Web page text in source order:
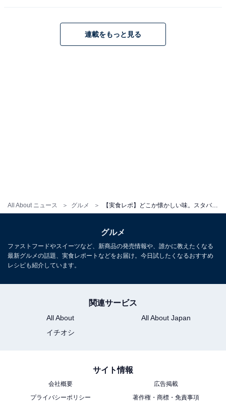
All About ニュース グルメ 【実食レポ】どこか懐かしい味。スタバの新作フラペチーノはまさかのコーラ！ 炭酸は入ってるの？
てみると……。コーラだけど普通のコーラじゃない!? ス
パイスの香りが鼻に抜けて、甘すぎない感じで爽快感が
あります。
とライム風味を組み合わせてあるとのことですが、クセ
が強いわけではないので飲みやすいです。
に口の中は炭酸を感じるのが不思議です。いつもよりも
大きめの氷が入っているので、まさに炭酸のコーラを飲
んでいる感覚になれるのかもしれません。
連載をもっと見る
グルメ
ファストフードやスイーツなど、新商品の発売情報や、誰かに教えたくなる
最新グルメの話題、実食レポートなどをお届け。今日試したくなるおすすめ
レシピも紹介しています。
関連サービス
All About
All About Japan
イチオシ
サイト情報
会社概要
広告掲載
プライバシーポリシー
著作権・商標・免責事項